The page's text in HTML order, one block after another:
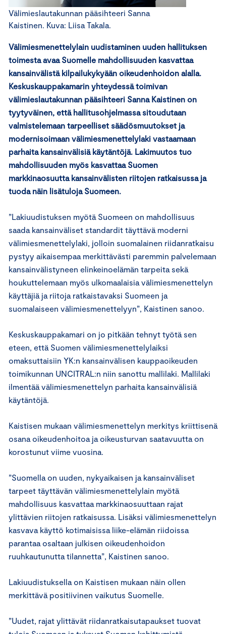
Välimieslautakunnan pääsihteeri Sanna
Kaistinen. Kuva: Liisa Takala.
Välimiesmenettelylain uudistaminen uuden hallituksen
toimesta avaa Suomelle mahdollisuuden kasvattaa
kansainvälistä kilpailukykyään oikeudenhoidon alalla.
Keskuskauppakamarin yhteydessä toimivan
välimieslautakunnan pääsihteeri Sanna Kaistinen on
tyytyväinen, että hallitusohjelmassa sitoudutaan
valmistelemaan tarpeelliset säädösmuutokset ja
modernisoimaan välimiesmenettelylaki vastaamaan
parhaita kansainvälisiä käytäntöjä. Lakimuutos tuo
mahdollisuuden myös kasvattaa Suomen
markkinaosuutta kansainvälisten riitojen ratkaisussa ja
tuoda näin lisätuloja Suomeen.
”Lakiuudistuksen myötä Suomeen on mahdollisuus
saada kansainväliset standardit täyttävä moderni
välimiesmenettelylaki, jolloin suomalainen riidanratkaisu
pystyy aikaisempaa merkittävästi paremmin palvelemaan
kansainvälistyneen elinkeinoelämän tarpeita sekä
houkuttelemaan myös ulkomaalaisia välimiesmenettelyn
käyttäjiä ja riitoja ratkaistavaksi Suomeen ja
suomalaiseen välimiesmenettelyyn”, Kaistinen sanoo.
Keskuskauppakamari on jo pitkään tehnyt työtä sen
eteen, että Suomen välimiesmenettelylaiksi
omaksuttaisiin YK:n kansainvälisen kauppaoikeuden
toimikunnan UNCITRAL:n niin sanottu mallilaki. Mallilaki
ilmentää välimiesmenettelyn parhaita kansainvälisiä
käytäntöjä.
Kaistisen mukaan välimiesmenettelyn merkitys kriittisenä
osana oikeudenhoitoa ja oikeusturvan saatavuutta on
korostunut viime vuosina.
”Suomella on uuden, nykyaikaisen ja kansainväliset
tarpeet täyttävän välimiesmenettelylain myötä
mahdollisuus kasvattaa markkinaosuuttaan rajat
ylittävien riitojen ratkaisussa. Lisäksi välimiesmenettelyn
kasvava käyttö kotimaisissa liike-elämän riidoissa
parantaa osaltaan julkisen oikeudenhoidon
ruuhkautunutta tilannetta”, Kaistinen sanoo.
Lakiuudistuksella on Kaistisen mukaan näin ollen
merkittävä positiivinen vaikutus Suomelle.
”Uudet, rajat ylittävät riidanratkaisutapaukset tuovat